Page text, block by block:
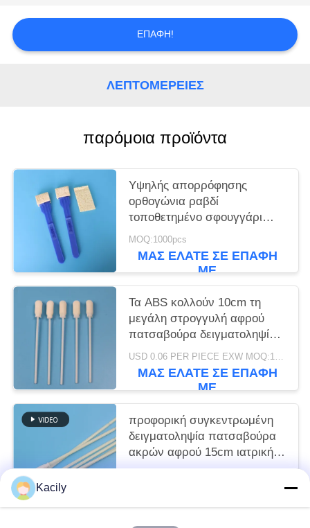
SITEMAP
ΕΠΑΦΉ!
ΛΕΠΤΟΜΈΡΕΙΕΣ
παρόμοια προϊόντα
Υψηλής απορρόφησης
ορθογώνια ραβδί
τοποθετημένο σφουγγάρι
Swab ιατρική κυτταρίνη αφρό
Swab Applicator
MOQ:1000pcs
ΜΑΣ ΕΛΆΤΕ ΣΕ ΕΠΑΦΉ
ΜΕ
Τα ABS κολλούν 10cm τη
μεγάλη στρογγυλή αφρού
πατσαβούρα δειγματοληψίας
ακρών μίας χρήσης
αποστειρωμένη
USD 0.06 PER PIECE EXW MOQ:100pcs
ΜΑΣ ΕΛΆΤΕ ΣΕ ΕΠΑΦΉ
ΜΕ
προφορική συγκεντρωμένη
δειγματοληψία πατσαβούρα
ακρών αφρού 15cm ιατρική
αποστειρωμένη με το ραβδί
ΜΕ
Kacily